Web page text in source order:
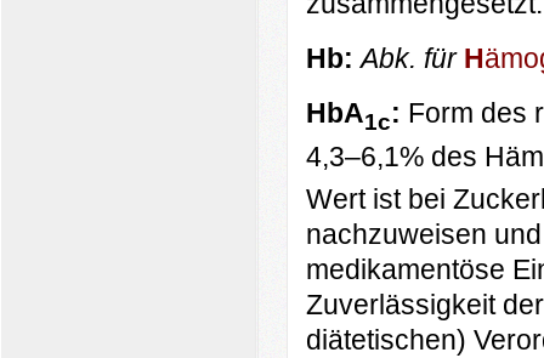
Hb: Abk. für H
HbA1c: Form des
4,3–6,1% des
Wert ist bei
nachzuweisen
medikamentöse
Zuverlässigkeit
diätetischen)